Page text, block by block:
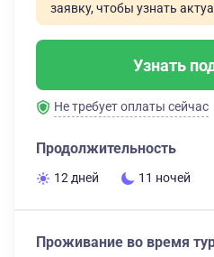
заявку, чтобы узнать
Узнать
Не требует оплаты сейчас
Продолжительность
12 дней 11 ночей
Проживание во время